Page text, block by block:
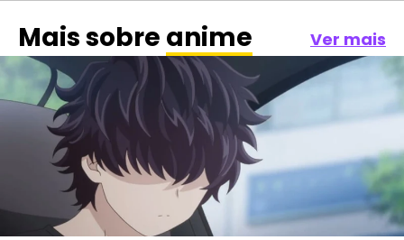
Mais sobre anime Ver mais